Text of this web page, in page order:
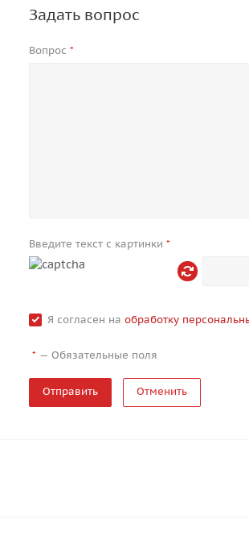
Задать вопрос
Вопрос *
Введите текст с картинки *
Я согласен на обработку
* — Обязательные поля
Отменить